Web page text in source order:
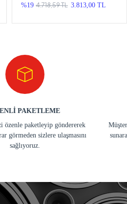
%19 4.718,59 TL 3.813,00 TL
PAKETLEME
özenle paketleyip göndererek
görmeden sizlere ulaşmasını
sağlıyoruz.